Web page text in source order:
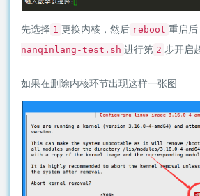
先选择 1 更换内核，然后 reboot 重启
nanqinlang-test.sh 进行第 2 步开启
如果在删除内核环节出现这样一张图